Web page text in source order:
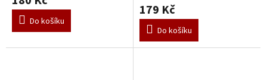
produktu
3,0
5
Do košíku
179 Kč
Do košíku